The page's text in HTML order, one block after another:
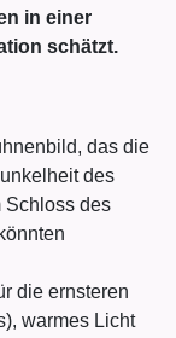
in einer
schätzt.
das die
des
Schloss des
die ernsteren
warmes Licht